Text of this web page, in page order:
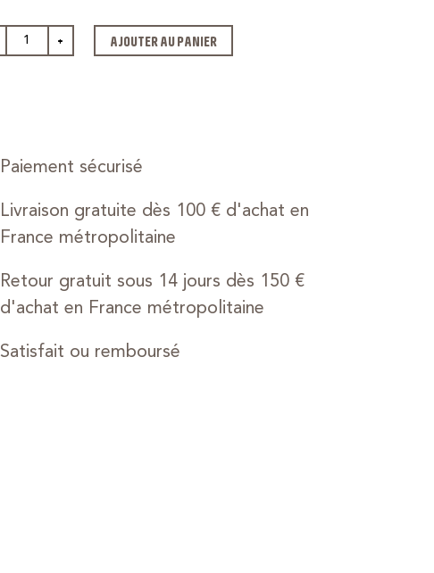
+ AJOUTER AU PANIER
Paiement sécurisé
Livraison gratuite dès 100 € d'achat en
France métropolitaine
Retour gratuit sous 14 jours dès 150 €
d'achat en France métropolitaine
Satisfait ou remboursé